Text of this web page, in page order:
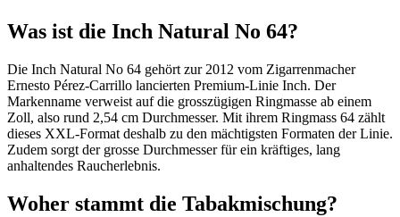
Was ist die Inch Natural No 64?
Die Inch Natural No 64 gehört zur 2012 vom Zigarrenmacher
Ernesto Pérez-Carrillo lancierten Premium-Linie Inch. Der
Markenname verweist auf die grosszügigen Ringmasse ab einem
Zoll, also rund 2,54 cm Durchmesser. Mit ihrem Ringmass 64 zählt
dieses XXL-Format deshalb zu den mächtigsten Formaten der Linie.
Zudem sorgt der grosse Durchmesser für ein kräftiges, lang
anhaltendes Raucherlebnis.
Woher stammt die Tabakmischung?